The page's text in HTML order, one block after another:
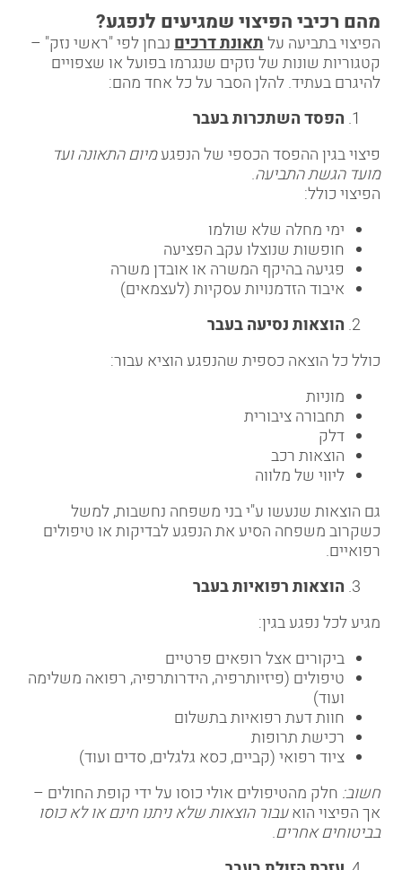
מהם רכיבי הפיצוי שמגיעים לנפגע?
הפיצוי בתביעה עלתאונת דרכיםנבחן לפי "ראשי נזק" –
קטגוריות שונות של נזקים שנגרמו בפועל או שצפויים
להיגרם בעתיד. להלן הסבר על כל אחד מהם:
הפסד השתכרות בעבר
פיצוי בגין ההפסד הכספי של הנפגעמיום התאונה ועד
מועד הגשת התביעה.
הפיצוי כולל:
ימי מחלה שלא שולמו
חופשות שנוצלו עקב הפציעה
פגיעה בהיקף המשרה או אובדן משרה
איבוד הזדמנויות עסקיות (לעצמאים)
הוצאות נסיעה בעבר
כולל כל הוצאה כספית שהנפגע הוציא עבור:
מוניות
תחבורה ציבורית
דלק
הוצאות רכב
ליווי של מלווה
גם הוצאות שנעשו ע"י בני משפחה נחשבות, למשל
כשקרוב משפחה הסיע את הנפגע לבדיקות או טיפולים
רפואיים.
הוצאות רפואיות בעבר
מגיע לכל נפגע בגין:
ביקורים אצל רופאים פרטיים
טיפולים (פיזיותרפיה, הידרותרפיה, רפואה משלימה
ועוד)
חוות דעת רפואיות בתשלום
רכישת תרופות
ציוד רפואי (קביים, כסא גלגלים, סדים ועוד)
חשוב: חלק מהטיפולים אולי כוסו על ידי קופת החולים –
אך הפיצוי הואעבור הוצאות שלא ניתנו חינם או לא כוסו
בביטוחים אחרים.